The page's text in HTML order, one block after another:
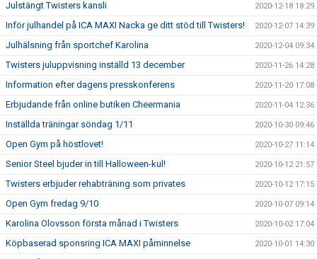
Julstängt Twisters kansli 2020-12-18 18:29
Inför julhandel på ICA MAXI Nacka ge ditt stöd till Twisters! 2020-12-07 14:39
Julhälsning från sportchef Karolina 2020-12-04 09:34
Twisters juluppvisning inställd 13 december 2020-11-26 14:28
Information efter dagens presskonferens 2020-11-20 17:08
Erbjudande från online butiken Cheermania 2020-11-04 12:36
Inställda träningar söndag 1/11 2020-10-30 09:46
Open Gym på höstlovet! 2020-10-27 11:14
Senior Steel bjuder in till Halloween-kul! 2020-10-12 21:57
Twisters erbjuder rehabträning som privates 2020-10-12 17:15
Open Gym fredag 9/10 2020-10-07 09:14
Karolina Olovsson första månad i Twisters 2020-10-02 17:04
Köpbaserad sponsring ICA MAXI påminnelse 2020-10-01 14:30